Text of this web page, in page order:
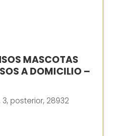
MASCOTAS
A DOMICILIO –
3, posterior, 28932